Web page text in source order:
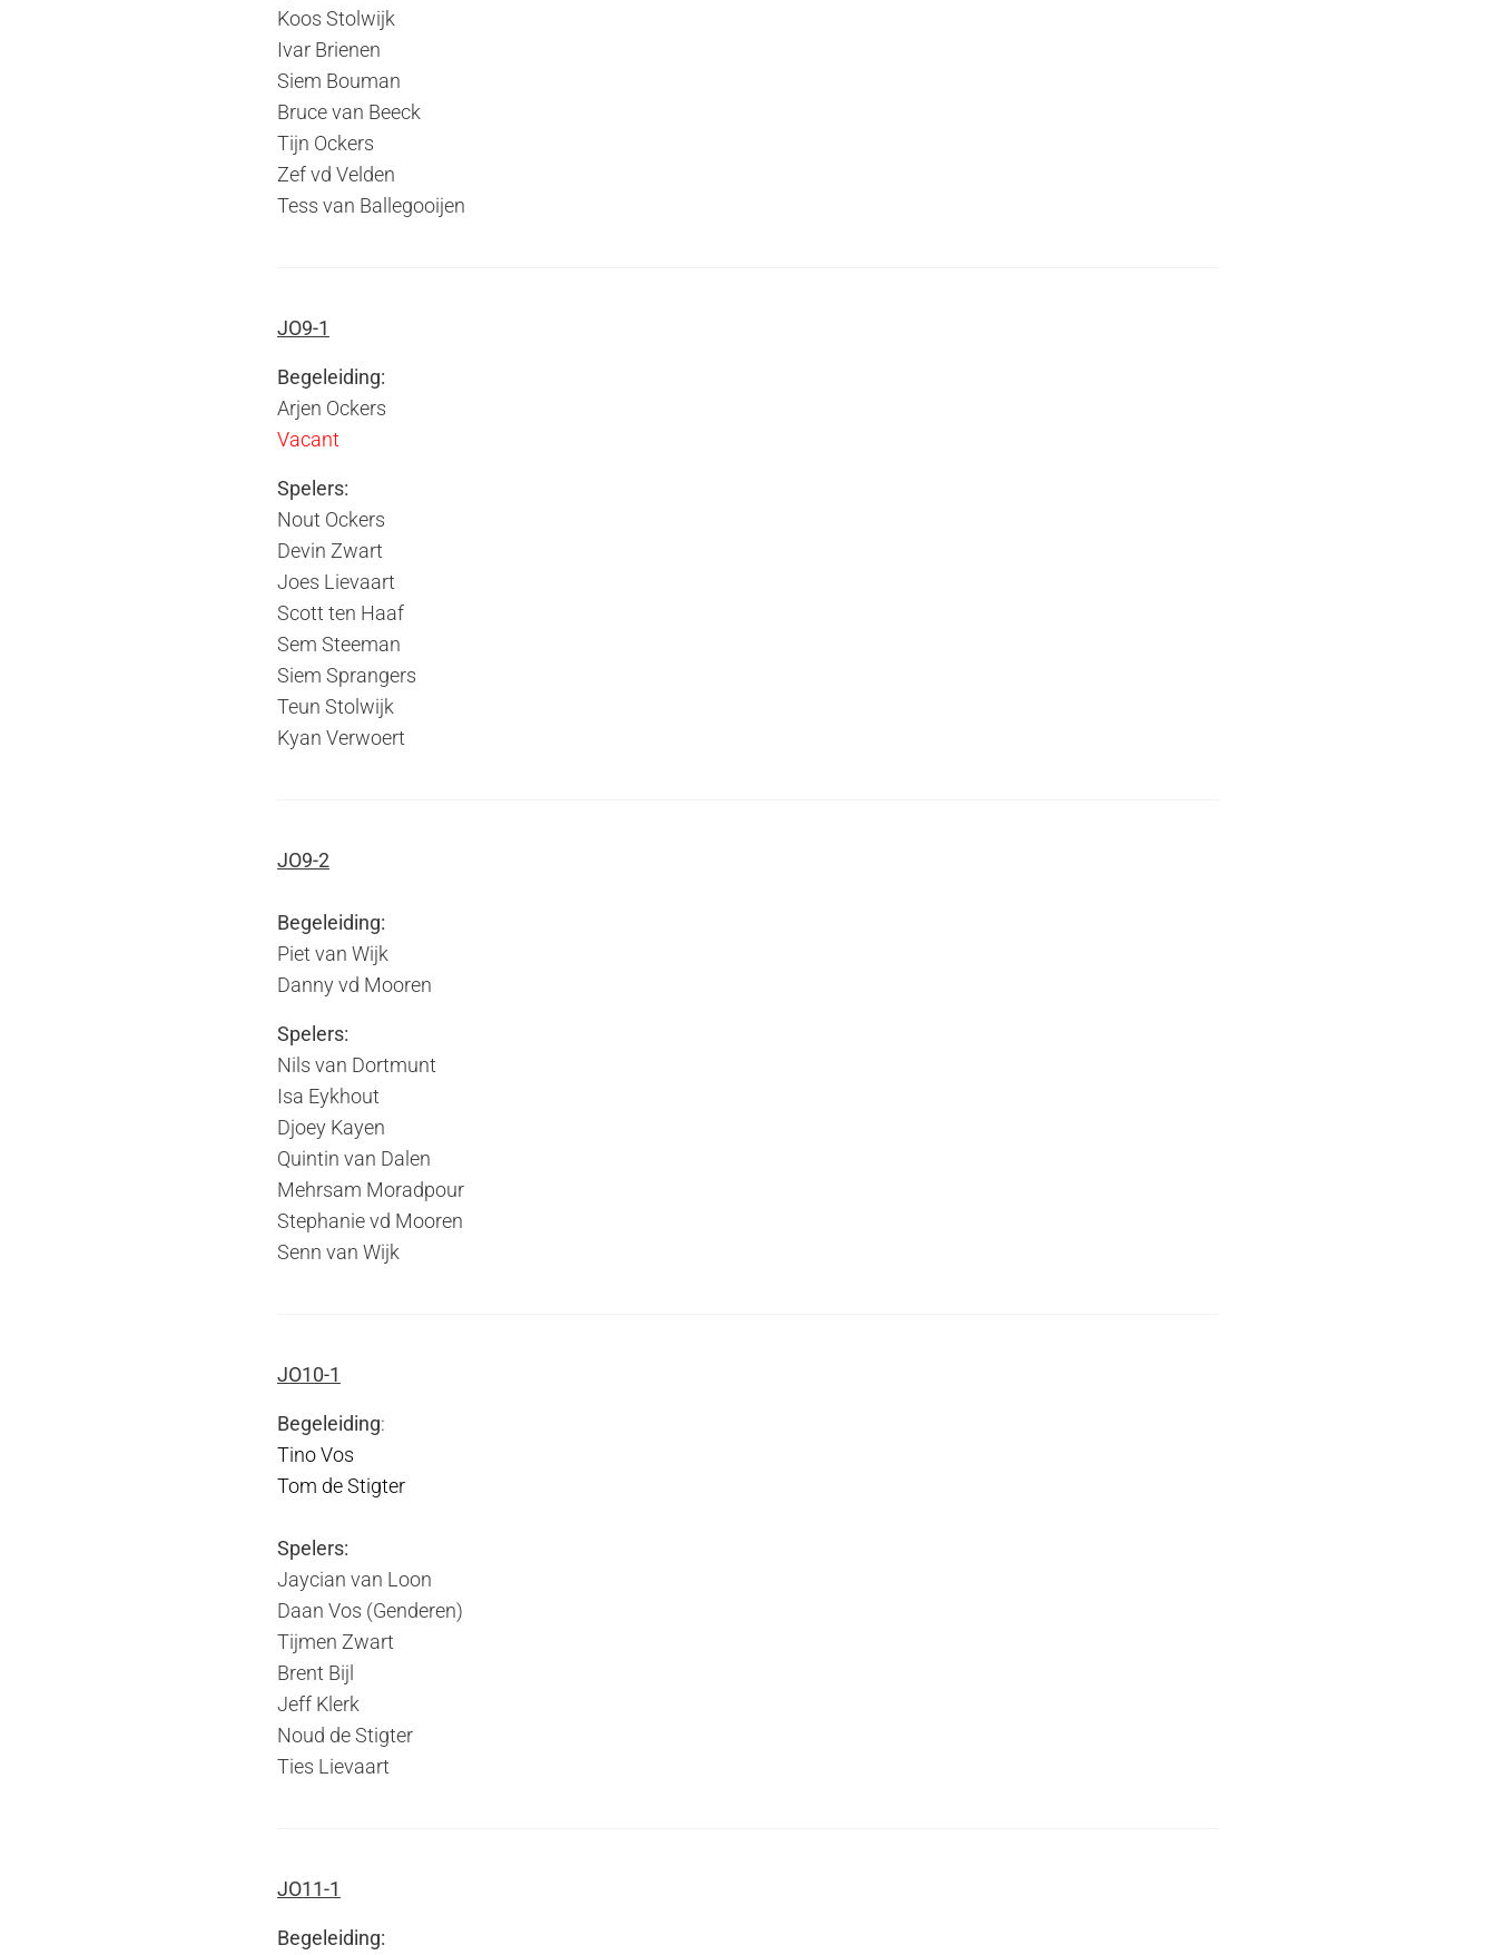
Koos Stolwijk
Ivar Brienen
Siem Bouman
Bruce van Beeck
Tijn Ockers
Zef vd Velden
Tess van Ballegooijen
JO9-1
Begeleiding:
Arjen Ockers
Vacant
Spelers:
Nout Ockers
Devin Zwart
Joes Lievaart
Scott ten Haaf
Sem Steeman
Siem Sprangers
Teun Stolwijk
Kyan Verwoert
JO9-2
Begeleiding:
Piet van Wijk
Danny vd Mooren
Spelers:
Nils van Dortmunt
Isa Eykhout
Djoey Kayen
Quintin van Dalen
Mehrsam Moradpour
Stephanie vd Mooren
Senn van Wijk
JO10-1
Begeleiding:
Tino Vos
Tom de Stigter
Spelers:
Jaycian van Loon
Daan Vos (Genderen)
Tijmen Zwart
Brent Bijl
Jeff Klerk
Noud de Stigter
Ties Lievaart
JO11-1
Begeleiding: